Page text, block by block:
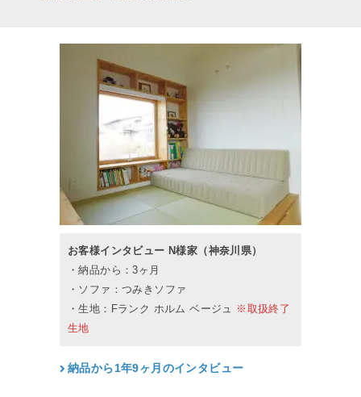
お客様インタビュー N様家（神奈川県）
・納品から：3ヶ月
・ソファ：つみきソファ
・生地：Fランク ホルム ベージュ ※取扱終了
生地
納品から1年9ヶ月のインタビュー